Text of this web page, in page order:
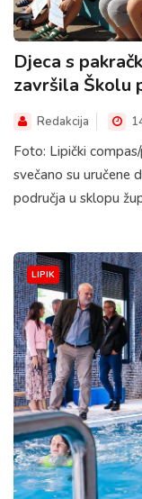
Djeca s
završila Školu
Redakcija
Foto: Lipički
svečano su uručene
područja u sklopu
LIPIK